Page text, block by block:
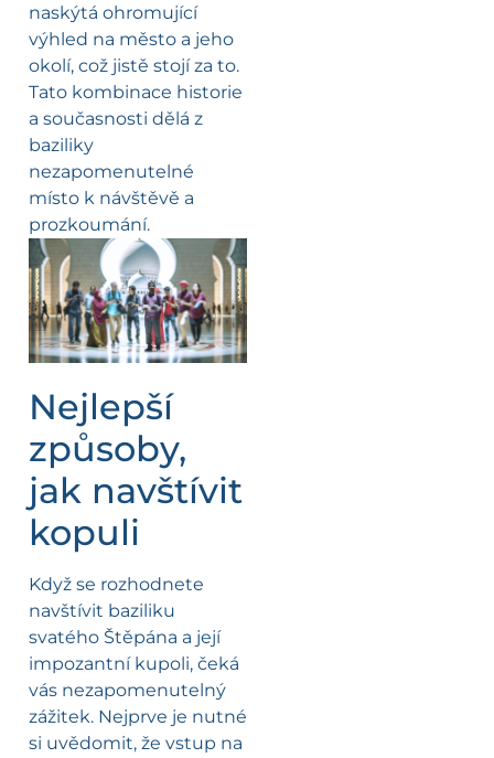
naskýtá ohromující
výhled na město a jeho
okolí, což jistě stojí za to.
Tato kombinace historie
a současnosti dělá z
baziliky
nezapomenutelné
místo k návštěvě a
prozkoumání.
Nejlepší
způsoby,
jak navštívit
kopuli
Když se rozhodnete
navštívit baziliku
svatého Štěpána a její
impozantní kupoli, čeká
vás nezapomenutelný
zážitek. Nejprve je nutné
si uvědomit, že vstup na